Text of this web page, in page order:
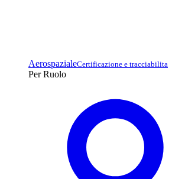
AerospazialeCertificazione e tracciabilita
Per Ruolo